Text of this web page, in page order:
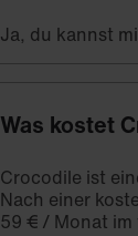
Ja, du kannst
Was kostet
Crocodile ist
Nach einer
59 € / Monat